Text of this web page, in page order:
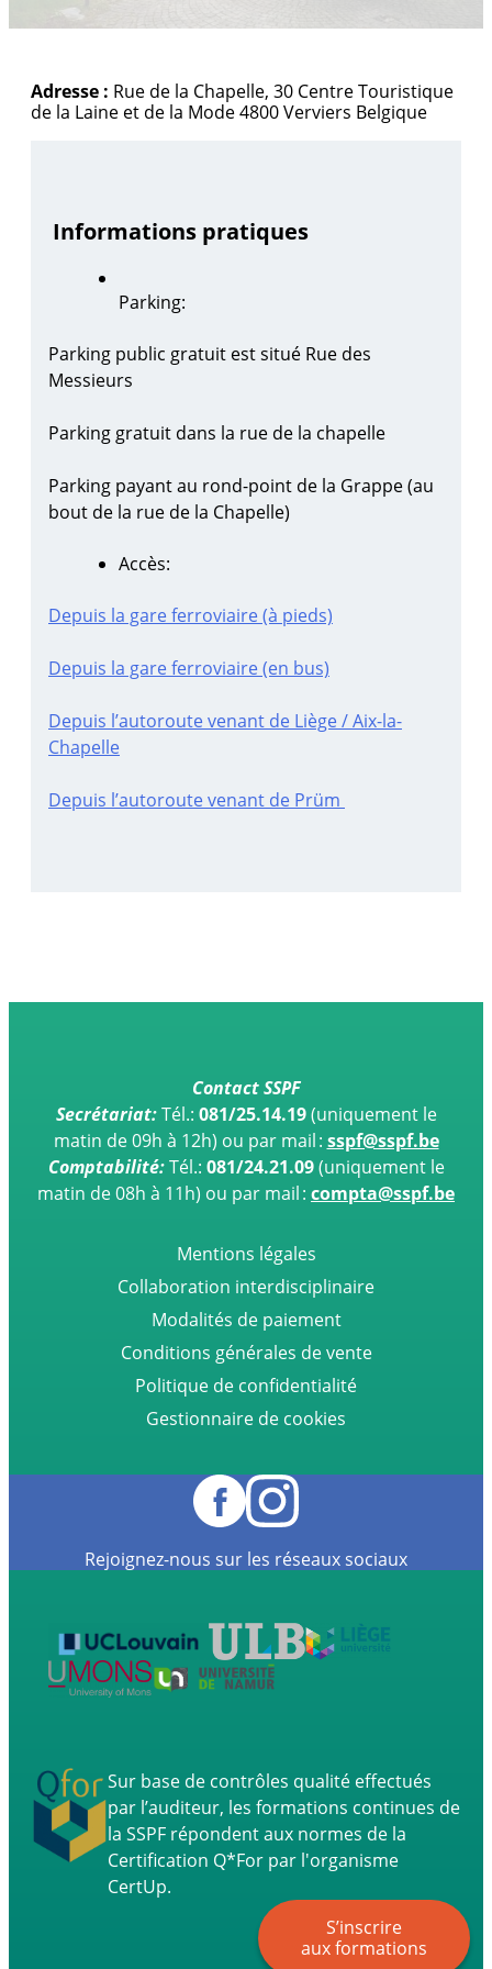
Adresse : Rue de la Chapelle, 30 Centre Touristique
de la Laine et de la Mode4800Verviers Belgique
Informations pratiques
Parking:
Parking public gratuit est situé Rue des
Messieurs
Parking gratuit dans la rue de la chapelle
Parking payant au rond-point de la Grappe (au
bout de la rue de la Chapelle)
Accès:
Depuis la gare ferroviaire (à pieds)
Depuis la gare ferroviaire (en bus)
Depuis l’autoroute venant de Liège / Aix-la-
Chapelle
Depuis l’autoroute venant de Prüm
S’inscrire
aux formations
Contact SSPF
Secrétariat:Tél.: 081/25.14.19(uniquement le
matin de 09h à 12h) ou par mail : sspf@sspf.be
Comptabilité:Tél.: 081/24.21.09(uniquement le
matin de 08h à 11h) ou par mail : compta@sspf.be
Mentions légales
Collaboration interdisciplinaire
Modalités de paiement
Conditions générales de vente
Politique de confidentialité
Gestionnaire de cookies
Rejoignez-nous sur les réseaux sociaux
Sur base de contrôles qualité effectués
par l’auditeur, les formations continues de
la SSPF répondent aux normes de la
Certification Q*For par l'organisme
CertUp.